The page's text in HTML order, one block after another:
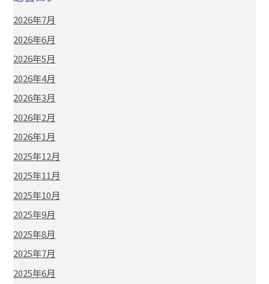
2026年7月
2026年6月
2026年5月
2026年4月
2026年3月
2026年2月
2026年1月
2025年12月
2025年11月
2025年10月
2025年9月
2025年8月
2025年7月
2025年6月